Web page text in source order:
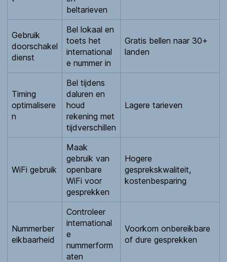
beltarieven
Gebruik
doorschakel
dienst
Bel lokaal en
toets het
international
e nummer in
Gratis bellen naar 30+
landen
Timing
optimalisere
n
Bel tijdens
daluren en
houd
rekening met
tijdverschillen
Lagere tarieven
WiFi gebruik
Maak
gebruik van
openbare
WiFi voor
gesprekken
Hogere
gesprekskwaliteit,
kostenbesparing
Nummerber
eikbaarheid
Controleer
international
e
nummerform
aten
Voorkom onbereikbare
of dure gesprekken